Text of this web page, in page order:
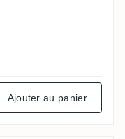
Ajouter au panier